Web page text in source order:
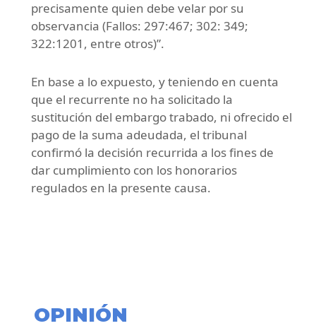
precisamente quien debe velar por su
observancia (Fallos: 297:467; 302: 349;
322:1201, entre otros)”.
En base a lo expuesto, y teniendo en cuenta
que el recurrente no ha solicitado la
sustitución del embargo trabado, ni ofrecido el
pago de la suma adeudada, el tribunal
confirmó la decisión recurrida a los fines de
dar cumplimiento con los honorarios
regulados en la presente causa.
OPINIÓN